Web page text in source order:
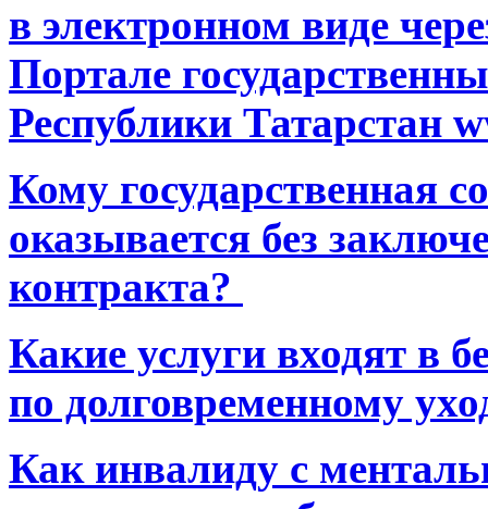
в электронном виде
Портале
Республики Татарстан
Кому государственная
оказывается без
контракта?
Какие услуги входят в
по долговременному
Как инвалиду с